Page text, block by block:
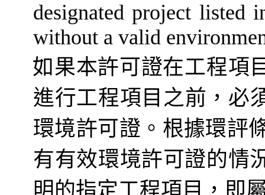
designated project listed
without a valid
如果本許可證在工程項
進行工程項目之前，必
環境許可證。根據環評
有有效環境許可證的情
明的指定工程項目，即